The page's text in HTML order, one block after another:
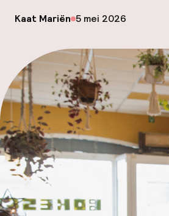
Gepubliceerd door
Kaat Mariën op
5 mei 2026